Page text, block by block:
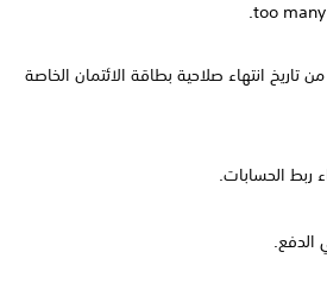
too
تاريخ انتهاء صلاحية بطاقة الائتمان الخاصة
ربط الحسابات.